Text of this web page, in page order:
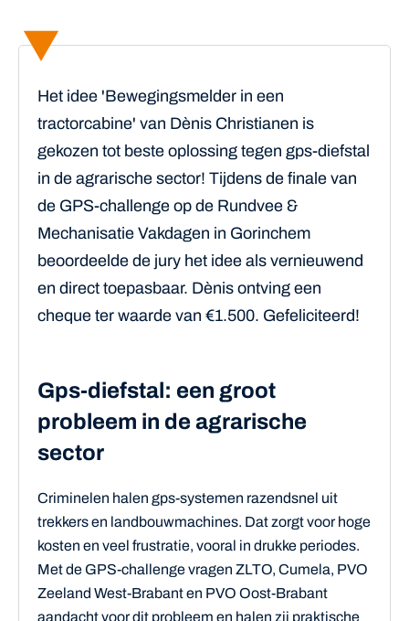
Het idee 'Bewegingsmelder in een
tractorcabine' van Dènis Christianen is
gekozen tot beste oplossing tegen gps-diefstal
in de agrarische sector! Tijdens de finale van
de GPS-challenge op de Rundvee &
Mechanisatie Vakdagen in Gorinchem
beoordeelde de jury het idee als vernieuwend
en direct toepasbaar. Dènis ontving een
cheque ter waarde van €1.500. Gefeliciteerd!
Gps-diefstal: een groot
probleem in de agrarische
sector
Criminelen halen gps-systemen razendsnel uit
trekkers en landbouwmachines. Dat zorgt voor hoge
kosten en veel frustratie, vooral in drukke periodes.
Met de GPS-challenge vragen ZLTO, Cumela, PVO
Zeeland West-Brabant en PVO Oost-Brabant
aandacht voor dit probleem en halen zij praktische